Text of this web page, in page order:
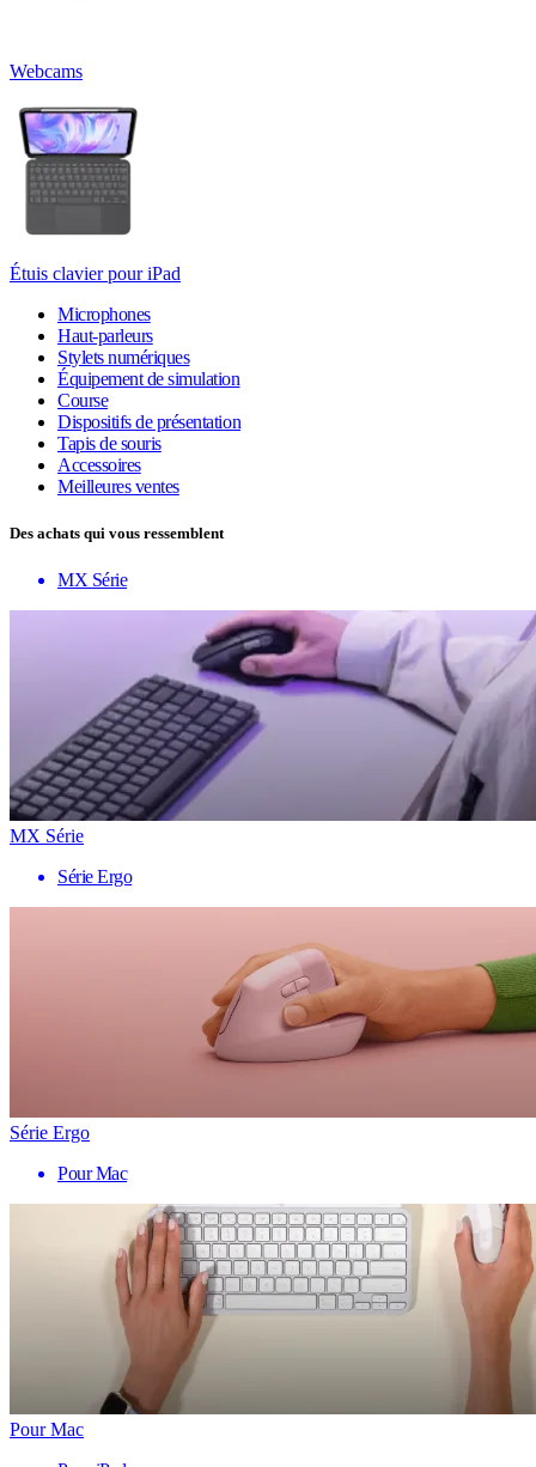
Webcams
Étuis clavier pour iPad
Microphones
Haut-parleurs
Stylets numériques
Équipement de simulation
Course
Dispositifs de présentation
Tapis de souris
Accessoires
Meilleures ventes
Des achats qui vous ressemblent
MX Série
MX Série
Série Ergo
Série Ergo
Pour Mac
Pour Mac